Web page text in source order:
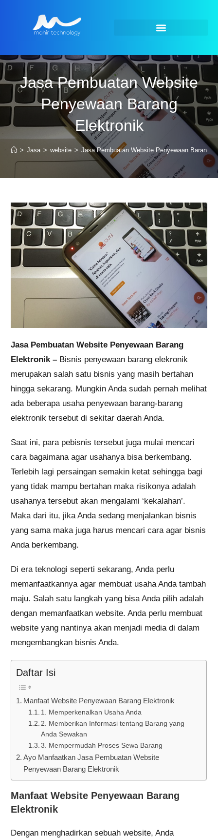
Jasa Pembuatan Website
Penyewaan Barang
Elektronik
> Jasa > website > Jasa Pembuatan Website Penyewaan Barang
Jasa Pembuatan Website Penyewaan Barang
Elektronik – Bisnis penyewaan barang elekronik
merupakan salah satu bisnis yang masih bertahan
hingga sekarang. Mungkin Anda sudah pernah melihat
ada beberapa usaha penyewaan barang-barang
elektronik tersebut di sekitar daerah Anda.
Saat ini, para pebisnis tersebut juga mulai mencari
cara bagaimana agar usahanya bisa berkembang.
Terlebih lagi persaingan semakin ketat sehingga bagi
yang tidak mampu bertahan maka risikonya adalah
usahanya tersebut akan mengalami ‘kekalahan’.
Maka dari itu, jika Anda sedang menjalankan bisnis
yang sama maka juga harus mencari cara agar bisnis
Anda berkembang.
Di era teknologi seperti sekarang, Anda perlu
memanfaatkannya agar membuat usaha Anda tambah
maju. Salah satu langkah yang bisa Anda pilih adalah
dengan memanfaatkan website. Anda perlu membuat
website yang nantinya akan menjadi media di dalam
mengembangkan bisnis Anda.
Daftar Isi
Manfaat Website Penyewaan Barang Elektronik
1. Memperkenalkan Usaha Anda
2. Memberikan Informasi tentang Barang yang
Anda Sewakan
3. Mempermudah Proses Sewa Barang
Ayo Manfaatkan Jasa Pembuatan Website
Penyewaan Barang Elektronik
Manfaat Website Penyewaan Barang
Elektronik
Dengan menghadirkan sebuah website, Anda